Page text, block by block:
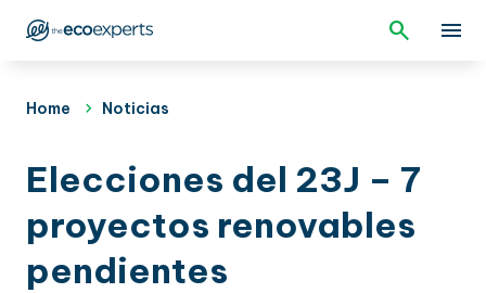
Home Noticias
Elecciones del 23J – 7
proyectos renovables
pendientes